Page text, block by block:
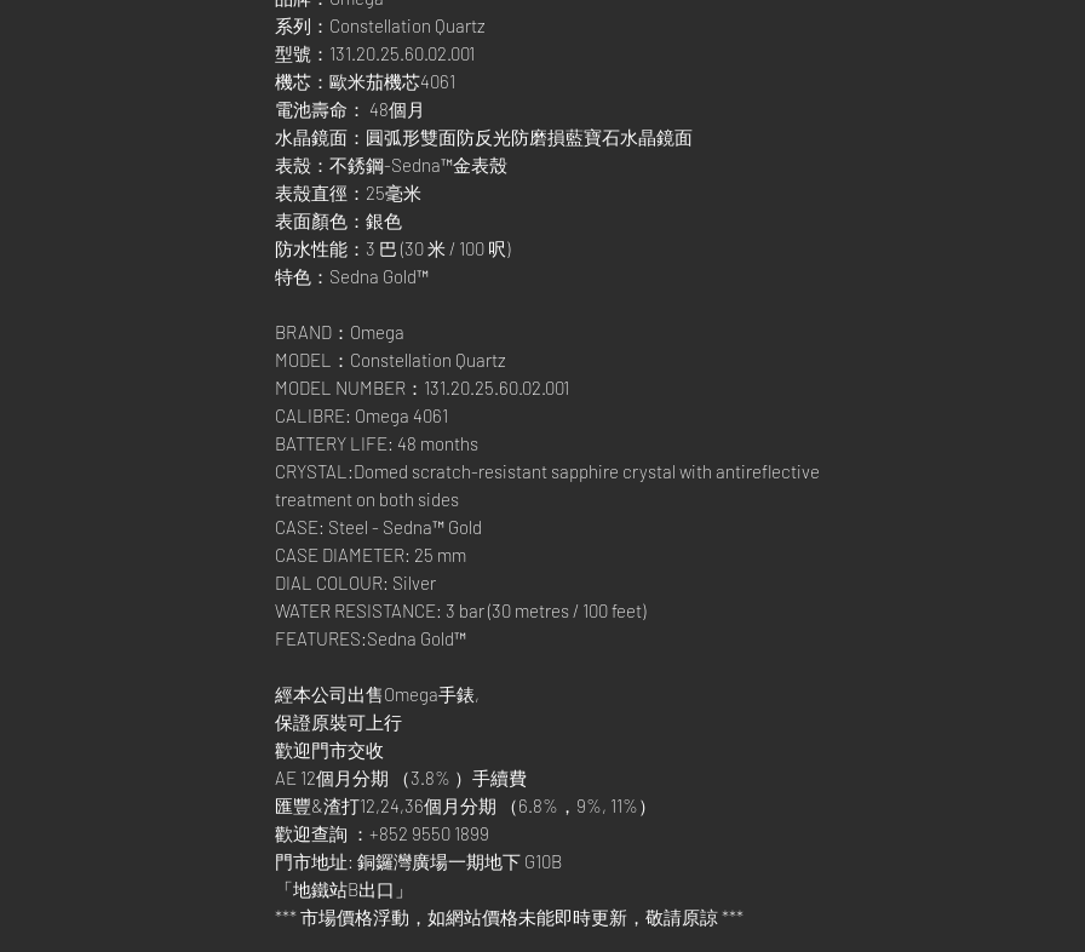
系列：Constellation Quartz
型號：131.20.25.60.02.001
機芯：歐米茄機芯4061
電池壽命： 48個月
水晶鏡面：圓弧形雙面防反光防磨損藍寶石水晶鏡面
表殼：不銹鋼-Sedna™金表殼
表殼直徑：25毫米
表面顏色：銀色
防水性能：3 巴 (30 米 / 100 呎)
特色：Sedna Gold™
BRAND：Omega
MODEL：Constellation Quartz
MODEL NUMBER：131.20.25.60.02.001
CALIBRE: Omega 4061
BATTERY LIFE: 48 months
CRYSTAL:Domed scratch-resistant sapphire crystal with antireflective
treatment on both sides
CASE: Steel - Sedna™ Gold
CASE DIAMETER: 25 mm
DIAL COLOUR: Silver
WATER RESISTANCE: 3 bar (30 metres / 100 feet)
FEATURES:Sedna Gold™
經本公司出售Omega手錶,
保證原裝可上行
歡迎門市交收
AE 12個月分期 （3.8% ）手續費
匯豐&渣打12,24,36個月分期 （6.8%，9%, 11%）
歡迎查詢 ：+852 9550 1899
門市地址: 銅鑼灣廣場一期地下 G10B
「地鐵站B出口」
*** 市場價格浮動，如網站價格未能即時更新，敬請原諒 ***